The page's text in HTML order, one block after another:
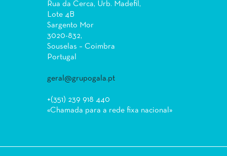
Rua da Cerca, Urb. Madefil,
Lote 4B
Sargento Mor
3020-832,
Souselas – Coimbra
Portugal
geral@grupogala.pt
+(351) 239 918 440
«Chamada para a rede fixa nacional»